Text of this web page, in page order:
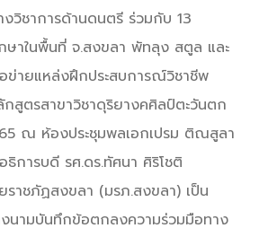
วิชาการด้านดนตรี ร่วมกับ 13
ษาในพื้นที่ จ.สงขลา พัทลุง สตูล และ
ข่ายแหล่งฝึกประสบการณ์วิชาชีพ
สูตรสาขาวิชาดุริยางคศิลป์ตะวันตก
ณ ห้องประชุมพลเอกเปรม ติณสูลา
การบดี รศ.ดร.ทัศนา ศิริโชติ
าชภัฏสงขลา (มรภ.สงขลา) เป็น
นามบันทึกข้อตกลงความร่วมมือทาง